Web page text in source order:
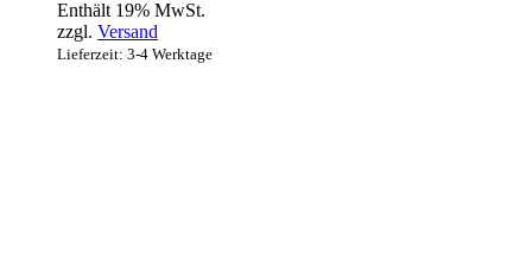
Enthält 19% MwSt.
zzgl. Versand
Lieferzeit: 3-4 Werktage